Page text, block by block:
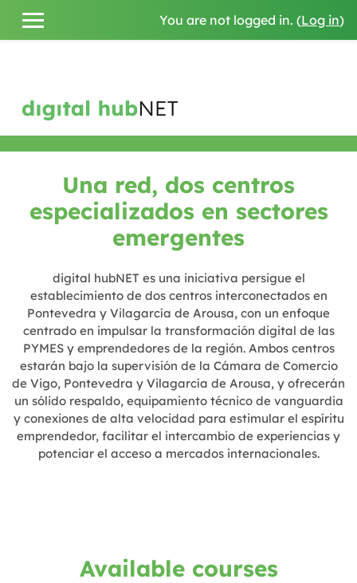
SIDE PANEL
You are not logged in. (Log in)
Una red, dos centros
especializados en sectores
emergentes
digital hubNET es una iniciativa persigue el
establecimiento de dos centros interconectados en
Pontevedra y Vilagarcía de Arousa, con un enfoque
centrado en impulsar la transformación digital de las
PYMES y emprendedores de la región. Ambos centros
estarán bajo la supervisión de la Cámara de Comercio
de Vigo, Pontevedra y Vilagarcía de Arousa, y ofrecerán
un sólido respaldo, equipamiento técnico de vanguardia
y conexiones de alta velocidad para estimular el espíritu
emprendedor, facilitar el intercambio de experiencias y
potenciar el acceso a mercados internacionales.
Available courses